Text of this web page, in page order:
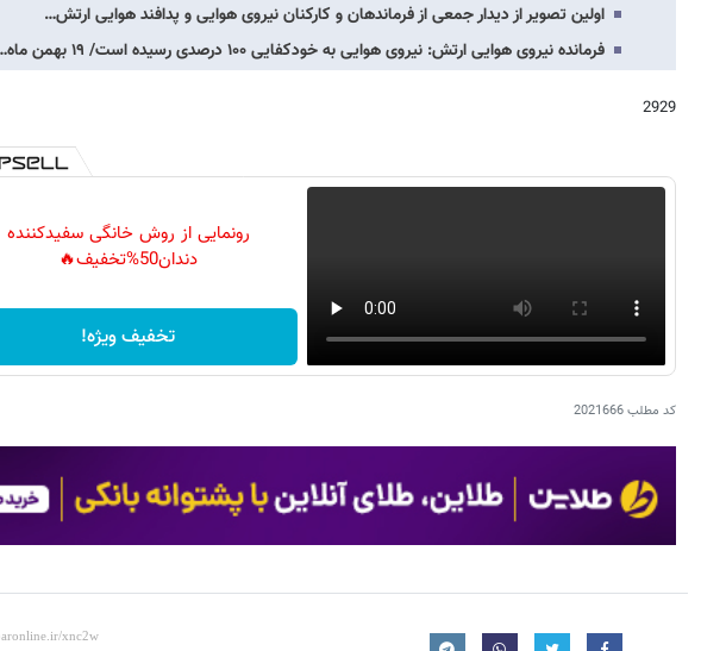
اولین تصویر از دیدار جمعی از فرماندهان و کارکنان نیروی هوایی و پدافند هوایی ارتش…
فرمانده نیروی هوایی ارتش: نیروی هوایی به خودکفایی ۱۰۰ درصدی رسیده است/ ۱۹ بهمن ماه…
2929
رونمایی از روش خانگی سفیدکننده
دندان50%تخفیف🔥
تخفیف ویژه!
کد مطلب2021666